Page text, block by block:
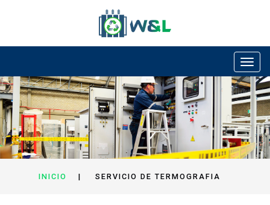
Toggle
navigation
INICIO | SERVICIO DE TERMOGRAFIA